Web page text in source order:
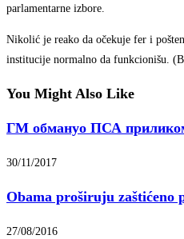
parlamentarne izbore.
Nikolić je reako da očekuje fer i
institucije normalno da funkcionišu.
You Might Also Like
ГМ обмануо ПСА
30/11/2017
Obama proširuju
27/08/2016